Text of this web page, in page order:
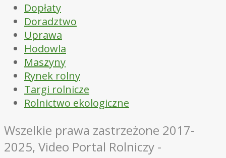
Dopłaty
Doradztwo
Uprawa
Hodowla
Maszyny
Rynek rolny
Targi rolnicze
Rolnictwo ekologiczne
Wszelkie prawa zastrzeżone 2017-
2025, Video Portal Rolniczy -